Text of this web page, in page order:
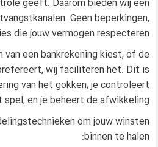
geeft. Daarom bieden wij een
Geen beperkingen,
die jouw vermogen respecteren.
van een bankrekening kiest, of de
wij faciliteren het. Dit is
van het gokken; je controleert
spel, en je beheert de afwikkeling.
om jouw winsten
binnen te halen: